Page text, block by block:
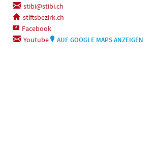
stibi@stibi.ch
stiftsbezirk.ch
Facebook
Youtube
AUF GOOGLE MAPS ANZEIGEN